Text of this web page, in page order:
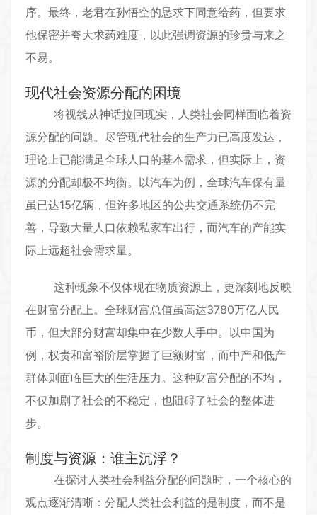
序。最终，老君在孙悟空的恳求下同意给药，但要求
他保密并夸大求药难度，以此强调资源的珍贵与来之
不易。
现代社会资源分配的困境
将视线从神话拉回现实，人类社会同样面临着资
源分配的问题。尽管现代社会的生产力已高度发达，
理论上已能满足全球人口的基本需求，但实际上，资
源的分配却极不均衡。以汽车为例，全球汽车保有量
虽已达15亿辆，但许多地区的公共交通系统仍不完
善，导致大量人口依赖私家车出行，而汽车的产能实
际上远超社会需求量。
这种现象不仅体现在物质资源上，更深刻地反映
在财富分配上。全球财富总值虽高达3780万亿人民
币，但大部分财富却集中在少数人手中。以中国为
例，权贵和富裕阶层掌握了巨额财富，而中产和低产
群体则面临巨大的生活压力。这种财富分配的不均，
不仅加剧了社会的不稳定，也阻碍了社会的整体进
步。
制度与资源：谁主沉浮？
在探讨人类社会利益分配的问题时，一个核心的
观点逐渐清晰：分配人类社会利益的是制度，而不是